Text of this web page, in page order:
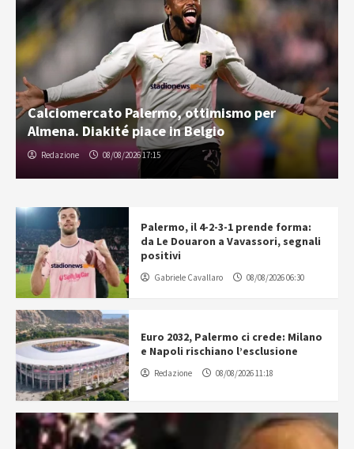
Calciomercato Palermo, ottimismo per
Almena. Diakité piace in Belgio
Redazione 08/08/2026 17:15
Palermo, il 4-2-3-1 prende forma:
da Le Douaron a Vavassori, segnali
positivi
Gabriele Cavallaro 08/08/2026 06:30
Euro 2032, Palermo ci crede: Milano
e Napoli rischiano l’esclusione
Redazione 08/08/2026 11:18